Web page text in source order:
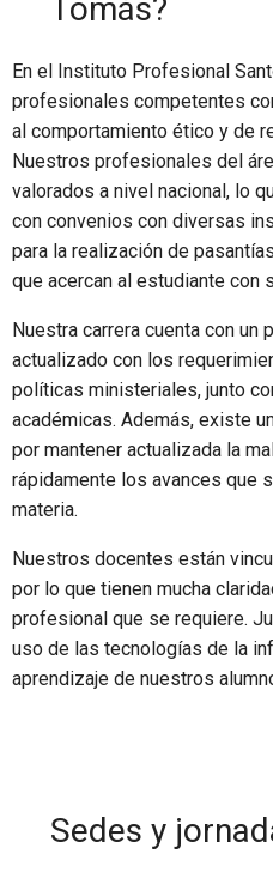
Tomás?
En el Instituto Profesional
profesionales competentes
al comportamiento ético y de
Nuestros profesionales del
valorados a nivel nacional, lo
con convenios con diversas
para la realización de
que acercan al estudiante con
Nuestra carrera cuenta con un
actualizado con los
políticas ministeriales, junto
académicas. Además, existe
por mantener actualizada la
rápidamente los avances que
materia.
Nuestros docentes están
por lo que tienen mucha
profesional que se requiere.
uso de las tecnologías de la
aprendizaje de nuestros
Sedes y